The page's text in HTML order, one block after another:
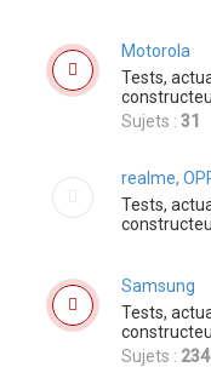
Motorola
Tests,
Sujets : 31
realme,
Tests,
Samsung
Tests,
Sujets : 234